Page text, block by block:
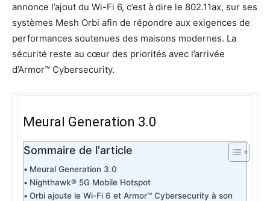
annonce l’ajout du Wi-Fi 6, c’est à dire le 802.11ax, sur ses
systèmes Mesh Orbi afin de répondre aux exigences de
performances soutenues des maisons modernes. La
sécurité reste au cœur des priorités avec l’arrivée
d’Armor™ Cybersecurity.
Meural Generation 3.0
Sommaire de l'article
Meural Generation 3.0
Nighthawk® 5G Mobile Hotspot
Orbi ajoute le Wi-Fi 6 et Armor™ Cybersecurity à son